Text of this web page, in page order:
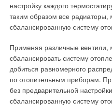
настройку каждого
таким образом все радиаторы,
сбалансированную систему
Применяя различные вентили,
сбалансировать систему
добиться равномерного
по отопительным приборам.
без предварительной
сбалансированную систему